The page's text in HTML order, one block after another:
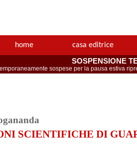
home casa editrice
SOSPENSIONE
sospese per la pausa estiva
SCIENTIFICHE DI